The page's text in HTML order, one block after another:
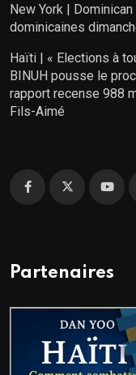
New York |
dominicaines
Haïti | « Elections à
BINUH pousse le
rapport recense 988
Fils-Aimé
Partenaires